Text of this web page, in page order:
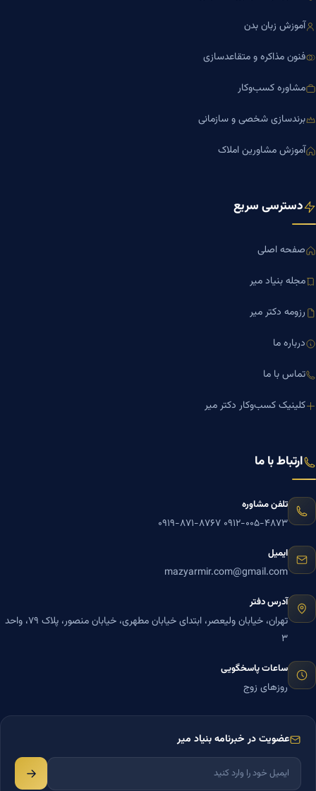
آموزش زبان بدن
فنون مذاکره و متقاعدسازی
مشاوره کسب‌وکار
برندسازی شخصی و سازمانی
آموزش مشاورین املاک
دسترسی سریع
صفحه اصلی
مجله بنیاد میر
رزومه دکتر میر
درباره ما
تماس با ما
کلینیک کسب‌وکار دکتر میر
ارتباط با ما
تلفن مشاوره
۰۹۱۲-۰۰۵-۴۸۷۳ ۰۹۱۹-۸۷۱-۸۷۶۷
ایمیل
mazyarmir.com@gmail.com
آدرس دفتر
تهران، خیابان ولیعصر، ابتدای خیابان مطهری، خیابان منصور، پلاک ۷۹، واحد
۳
ساعات پاسخگویی
روزهای زوج
عضویت در خبرنامه بنیاد میر